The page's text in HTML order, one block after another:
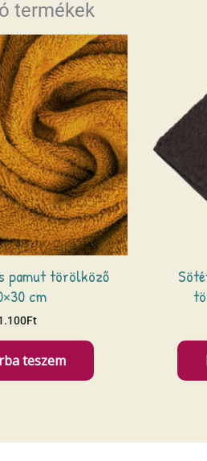
termékek
pamut törölköző
cm
Ft
teszem